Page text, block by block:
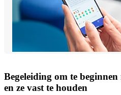
Begeleiding om te beginnen
en ze vast te houden